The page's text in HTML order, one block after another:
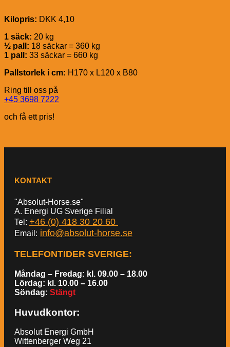
Kilopris: DKK 4,10
1 säck: 20 kg
½ pall: 18 säckar = 360 kg
1 pall: 33 säckar = 660 kg
Pallstorlek i cm: H170 x L120 x B80
Ring till oss på
+45 3698 7222
och få ett pris!
KONTAKT
"Absolut-Horse.se"
A. Energi UG Sverige Filial
Tel: +46 (0) 418 30 20 60
Email: info@absolut-horse.se
TELEFONTIDER SVERIGE:
Måndag – Fredag: kl. 09.00 – 18.00
Lördag: kl. 10.00 – 16.00
Söndag: Stängt
Huvudkontor:
Absolut Energi GmbH
Wittenberger Weg 21